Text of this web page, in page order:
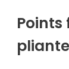
Points